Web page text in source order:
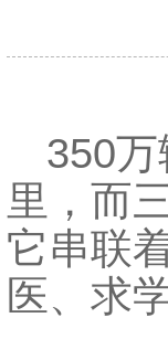
350
里，而
它串联
医、求